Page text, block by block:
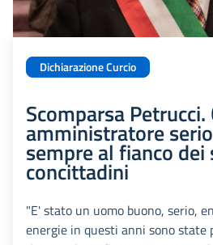
Dichiarazione Curcio
Scomparsa Petrucci.
amministratore
sempre al fianco dei
concittadini
"E' stato un uomo buono, serio,
energie in questi anni sono state